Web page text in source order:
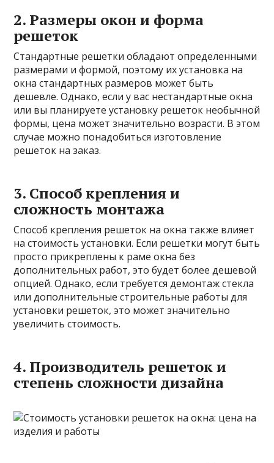
2. Размеры окон и форма
решеток
Стандартные решетки обладают определенными
размерами и формой, поэтому их установка на
окна стандартных размеров может быть
дешевле. Однако, если у вас нестандартные окна
или вы планируете установку решеток необычной
формы, цена может значительно возрасти. В этом
случае можно понадобиться изготовление
решеток на заказ.
3. Способ крепления и
сложность монтажа
Способ крепления решеток на окна также влияет
на стоимость установки. Если решетки могут быть
просто прикреплены к раме окна без
дополнительных работ, это будет более дешевой
опцией. Однако, если требуется демонтаж стекла
или дополнительные строительные работы для
установки решеток, это может значительно
увеличить стоимость.
4. Производитель решеток и
степень сложности дизайна